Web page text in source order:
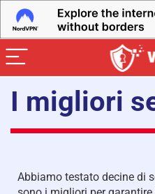
I migliori
Abbiamo testato decine di